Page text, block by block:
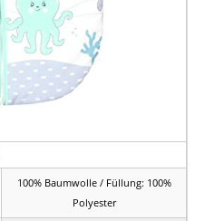
100% Baumwolle / Füllung: 100%
Polyester